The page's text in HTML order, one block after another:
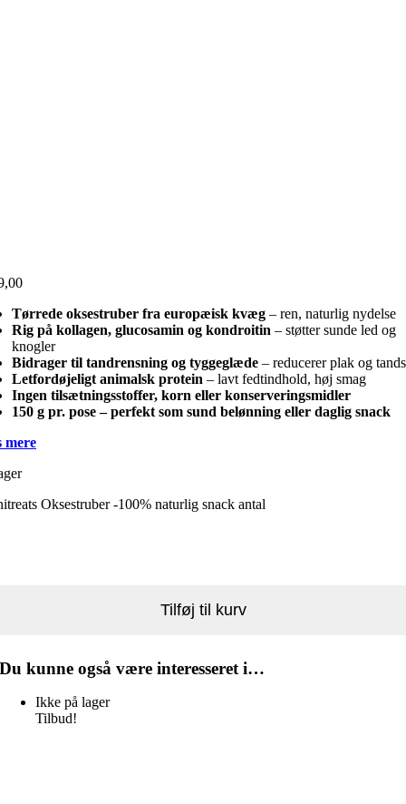
Tørrede oksestruber fra europæisk kvæg – ren, naturlig nydelse
Rig på kollagen, glucosamin og kondroitin – støtter sunde led og
knogler
Bidrager til tandrensning og tyggeglæde – reducerer plak og
Letfordøjeligt animalsk protein – lavt fedtindhold, høj smag
Ingen tilsætningsstoffer, korn eller konserveringsmidler
150 g pr. pose – perfekt som sund belønning eller daglig snack
mere
Oksestruber -100% naturlig snack antal
Tilføj til kurv
Du kunne også være interesseret i…
Ikke på lager
Tilbud!